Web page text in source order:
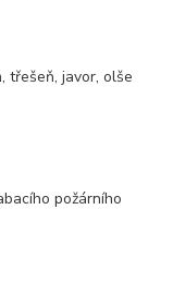
třešeň, javor, olše
požárního